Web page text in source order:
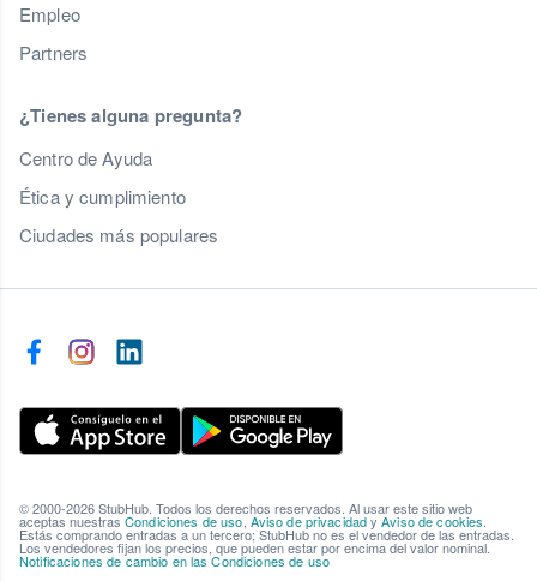
Empleo
Partners
¿Tienes alguna pregunta?
Centro de Ayuda
Ética y cumplimiento
Ciudades más populares
© 2000-2026 StubHub. Todos los derechos reservados. Al usar este sitio web
aceptas nuestras Condiciones de uso Aviso de privacidadyAviso de cookies
Estás comprando entradas a un tercero; StubHub no es el vendedor de las entradas.
Los vendedores fijan los precios, que pueden estar por encima del valor nominal.
Notificaciones de cambio en las Condiciones de uso